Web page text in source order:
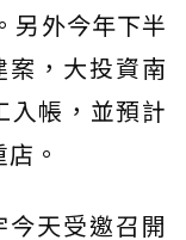
另外今年下半
，大投資南
入帳，並預計
。
天受邀召開